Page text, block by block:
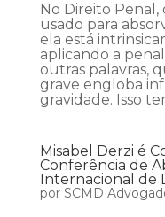
No Direito
usado para
ela está
aplicando a
outras palavras,
grave engloba
gravidade. Isso
Misabel Derzi é
Conferência de
Internacional de
por SCMD